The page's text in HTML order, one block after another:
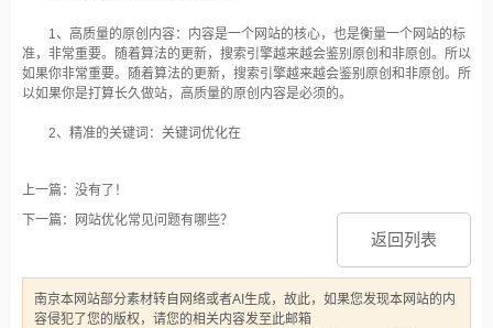
1、高质量的原创内容：内容是一个网站的核心，也是衡量一个网站的标
准，非常重要。随着算法的更新，搜索引擎越来越会鉴别原创和非原创。所以
如果你非常重要。随着算法的更新，搜索引擎越来越会鉴别原创和非原创。所
以如果你是打算长久做站，高质量的原创内容是必须的。
2、精准的关键词：关键词优化在
上一篇：没有了！
下一篇：网站优化常见问题有哪些？
返回列表
南京本网站部分素材转自网络或者AI生成，故此，如果您发现本网站的内
容侵犯了您的版权，请您的相关内容发至此邮箱